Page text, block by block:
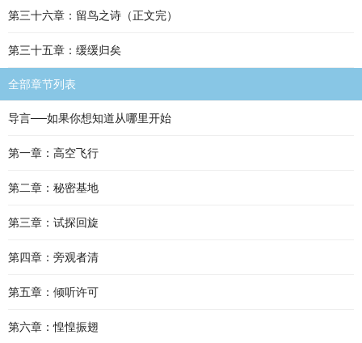
第三十六章：留鸟之诗（正文完）
第三十五章：缓缓归矣
全部章节列表
导言──如果你想知道从哪里开始
第一章：高空飞行
第二章：秘密基地
第三章：试探回旋
第四章：旁观者清
第五章：倾听许可
第六章：惶惶振翅